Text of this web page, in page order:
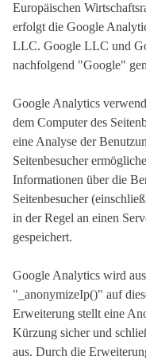
Europäischen
erfolgt die Google
LLC. Google LLC und
nachfolgend "Google"
Google Analytics
dem Computer des
eine Analyse der
Seitenbesucher
Informationen über die
Seitenbesucher
in der Regel an einen
gespeichert.
Google Analytics wird
"_anonymizeIp()" auf
Erweiterung stellt eine
Kürzung sicher und
aus. Durch die